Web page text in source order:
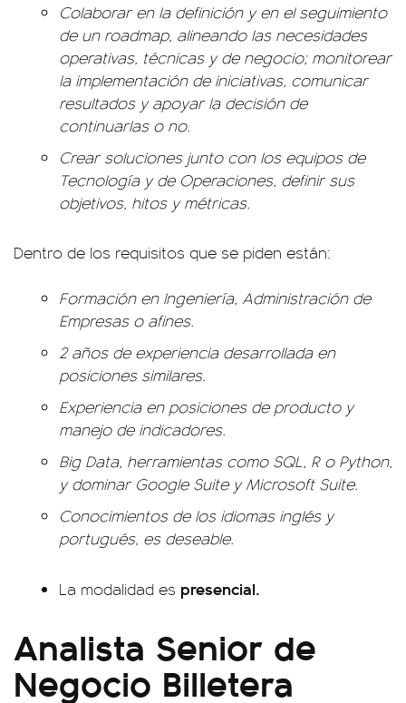
Colaborar en la definición y en el seguimiento
de un roadmap, alineando las necesidades
operativas, técnicas y de negocio; monitorear
la implementación de iniciativas, comunicar
resultados y apoyar la decisión de
continuarlas o no.
Crear soluciones junto con los equipos de
Tecnología y de Operaciones, definir sus
objetivos, hitos y métricas.
Dentro de los requisitos que se piden están:
Formación en Ingeniería, Administración de
Empresas o afines.
2 años de experiencia desarrollada en
posiciones similares.
Experiencia en posiciones de producto y
manejo de indicadores.
Big Data, herramientas como SQL, R o Python,
y dominar Google Suite y Microsoft Suite.
Conocimientos de los idiomas inglés y
portugués, es deseable.
La modalidad es presencial.
Analista Senior de
Negocio Billetera